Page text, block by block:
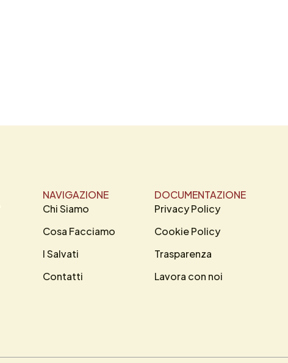
NAVIGAZIONE
Chi Siamo
Cosa Facciamo
I Salvati
Contatti
DOCUMENTAZIONE
Privacy Policy
Cookie Policy
Trasparenza
Lavora con noi